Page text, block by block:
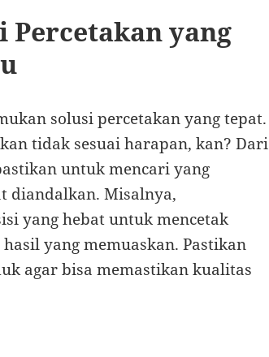
Percetakan yang
solusi percetakan yang tepat.
tidak sesuai harapan, kan? Dari
untuk mencari yang
diandalkan. Misalnya,
yang hebat untuk mencetak
yang memuaskan. Pastikan
agar bisa memastikan kualitas